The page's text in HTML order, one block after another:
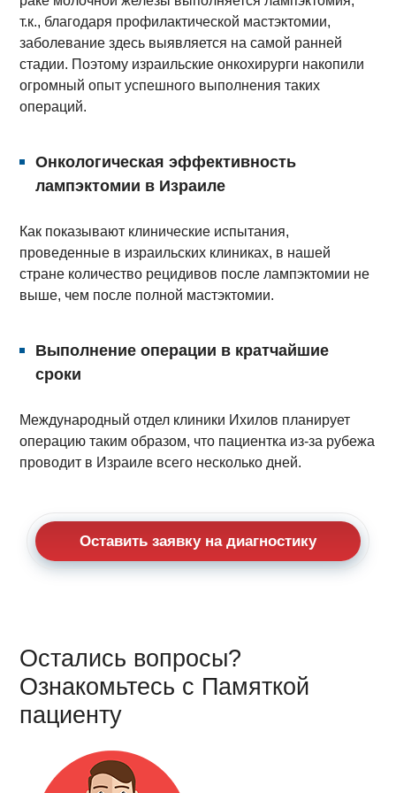
т.к., благодаря профилактической мастэктомии,
заболевание здесь выявляется на самой ранней
стадии. Поэтому израильские онкохирурги накопили
огромный опыт успешного выполнения таких
операций.
Онкологическая эффективность
лампэктомии в Израиле
Как показывают клинические испытания,
проведенные в израильских клиниках, в нашей
стране количество рецидивов после лампэктомии не
выше, чем после полной мастэктомии.
Выполнение операции в кратчайшие
сроки
Международный отдел клиники Ихилов планирует
операцию таким образом, что пациентка из-за рубежа
проводит в Израиле всего несколько дней.
Оставить заявку на диагностику
Остались вопросы?
Ознакомьтесь с Памяткой
пациенту